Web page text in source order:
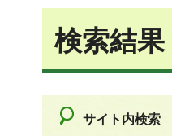
検索結果
サイト内検索